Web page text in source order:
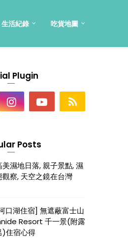
生活紀錄 吃貨地圖
Plugin
Posts
美濕地日落, 親子景點, 濕
觀察, 天空之鏡在台灣
口湖住宿] 無遮蔽富士山
Resort 千一景(附露
)住宿心得